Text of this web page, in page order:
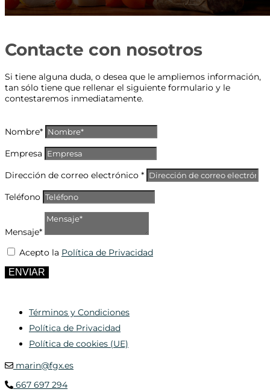
Contacte con nosotros
Si tiene alguna duda, o desea que le ampliemos información,
tan sólo tiene que rellenar el siguiente formulario y le
contestaremos inmediatamente.
Nombre*
Empresa
Dirección de correo electrónico *
Teléfono
Mensaje*
Acepto la Política de Privacidad
ENVIAR
Términos y Condiciones
Política de Privacidad
Política de cookies (UE)
marin@fgx.es
667 697 294